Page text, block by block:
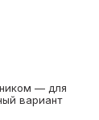
— для
вариант